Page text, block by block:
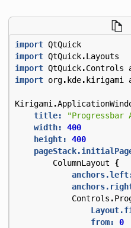
import QtQuick
import QtQuick.Layouts
import QtQuick.Controls
import org. kde. kirigami
Kirigami .
title:
"Progressbar
width:
400
height:
400
ColumnLayout
{
Controls .
from:
0